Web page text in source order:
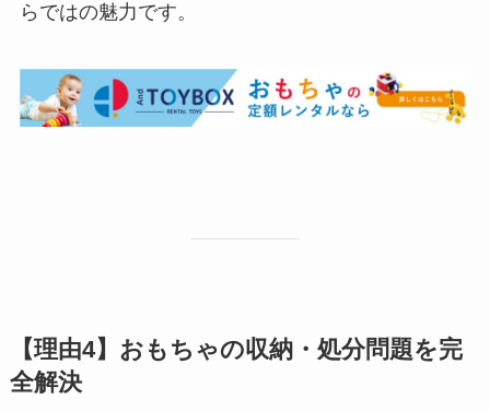
らではの魅力です。
【理由4】おもちゃの収納・処分問題を完
全解決